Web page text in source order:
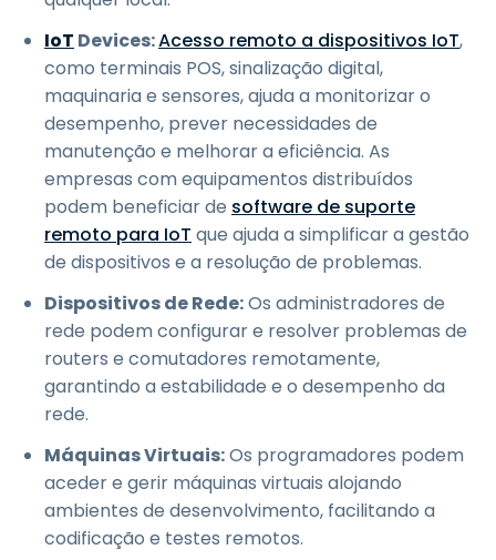
IoT Devices:Acesso remoto a dispositivos IoT,
como terminais POS, sinalização digital,
maquinaria e sensores, ajuda a monitorizar o
desempenho, prever necessidades de
manutenção e melhorar a eficiência. As
empresas com equipamentos distribuídos
podem beneficiar de software de suporte
remoto para IoT que ajuda a simplificar a gestão
de dispositivos e a resolução de problemas.
Dispositivos de Rede:Os administradores de
rede podem configurar e resolver problemas de
routers e comutadores remotamente,
garantindo a estabilidade e o desempenho da
rede.
Máquinas Virtuais:Os programadores podem
aceder e gerir máquinas virtuais alojando
ambientes de desenvolvimento, facilitando a
codificação e testes remotos.